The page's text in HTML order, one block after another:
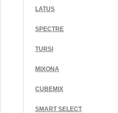
LATUS
SPECTRE
TURSI
MIXONA
CUBEMIX
SMART SELECT